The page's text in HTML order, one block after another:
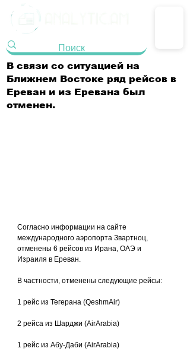
В связи со ситуацией на
Ближнем Востоке ряд рейсов в
Ереван и из Еревана был
отменен.
Согласно информации на сайте
международного аэропорта Звартноц,
отменены 6 рейсов из Ирана, ОАЭ и
Израиля в Ереван.
В частности, отменены следующие рейсы:
1 рейс из Тегерана (QeshmAir)
2 рейса из Шарджи (AirArabia)
1 рейс из Абу-Даби (AirArabia)